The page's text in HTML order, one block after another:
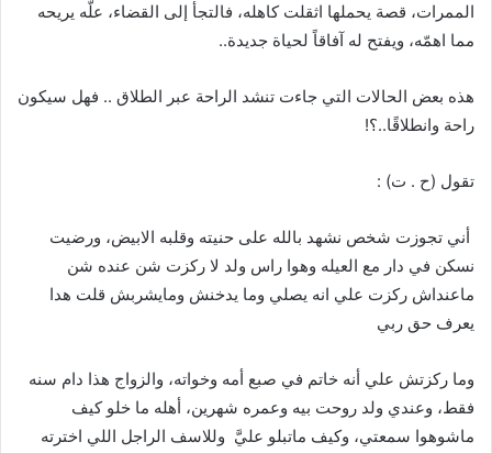
الممرات، قصة يحملها اثقلت كاهله، فالتجأ إلى القضاء، علّه يريحه
مما اهمّه، ويفتح له آفاقاً لحياة جديدة..
هذه بعض الحالات التي جاءت تنشد الراحة عبر الطلاق .. فهل سيكون
راحة وانطلاقًا..؟!
تقول (ح . ت) :
أني تجوزت شخص نشهد بالله على حنيته وقلبه الابيض، ورضيت
نسكن في دار مع العيله وهوا راس ولد لا ركزت شن عنده شن
ماعنداش ركزت علي انه يصلي وما يدخنش ومايشربش قلت هدا
يعرف حق ربي
وما ركزتش علي أنه خاتم في صبع أمه وخواته، والزواج هذا دام سنه
فقط، وعندي ولد روحت بيه وعمره شهرين، أهله ما خلو كيف
ماشوهوا سمعتي، وكيف ماتبلو عليَّ وللاسف الراجل اللي اخترته